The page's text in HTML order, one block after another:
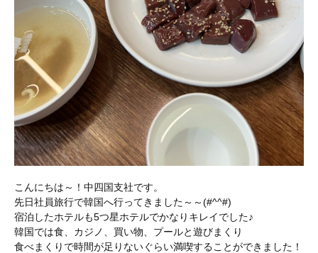
こんにちは～！中四国支社です。
先日社員旅行で韓国へ行ってきました～～(#^^#)
宿泊したホテルも5つ星ホテルでかなりキレイでした♪
韓国では食、カジノ、買い物、プールと遊びまくり
食べまくりで時間が足りないぐらい満喫することができました！